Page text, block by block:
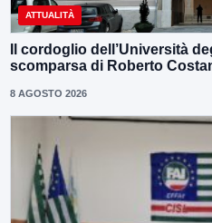
ATTUALITÀ
Il cordoglio dell’Università
scomparsa di Roberto
8 AGOSTO 2026